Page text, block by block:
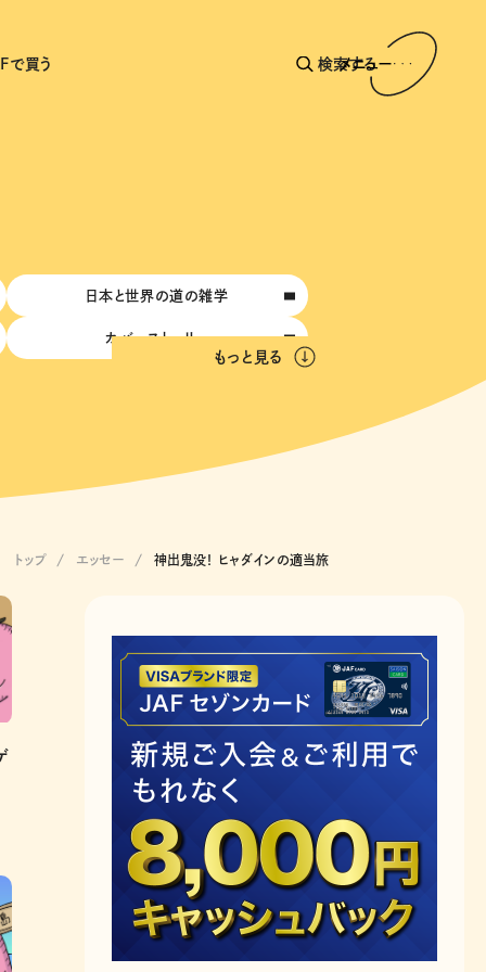
で買う 検索する
メニュー
日本と世界の道の雑学
カバーストーリー
もっと見る
トップ エッセー 神出鬼没！ ヒャダインの適当旅